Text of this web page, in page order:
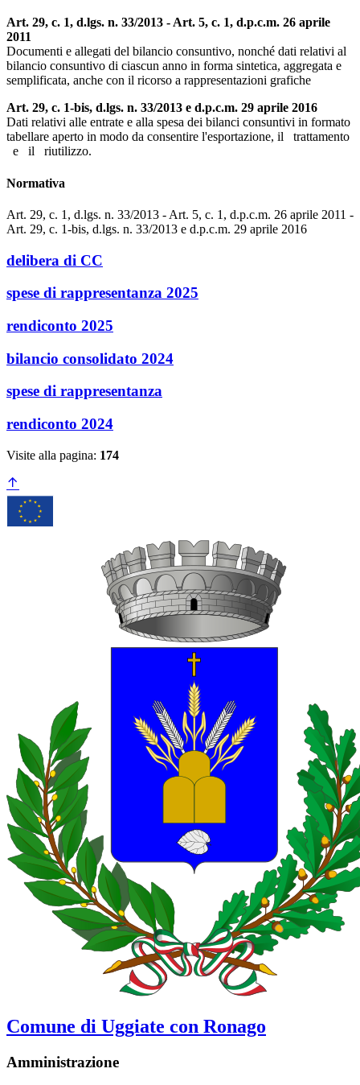
Art. 29, c. 1, d.lgs. n. 33/2013 - Art. 5, c. 1, d.p.c.m. 26 aprile
2011
Documenti e allegati del bilancio consuntivo, nonché dati relativi al
bilancio consuntivo di ciascun anno in forma sintetica, aggregata e
semplificata, anche con il ricorso a rappresentazioni grafiche
Art. 29, c. 1-bis, d.lgs. n. 33/2013 e d.p.c.m. 29 aprile 2016
Dati relativi alle entrate e alla spesa dei bilanci consuntivi in formato
tabellare aperto in modo da consentire l'esportazione, il trattamento
e il riutilizzo.
Normativa
Art. 29, c. 1, d.lgs. n. 33/2013 - Art. 5, c. 1, d.p.c.m. 26 aprile 2011 -
Art. 29, c. 1-bis, d.lgs. n. 33/2013 e d.p.c.m. 29 aprile 2016
delibera di CC
spese di rappresentanza 2025
rendiconto 2025
bilancio consolidato 2024
spese di rappresentanza
rendiconto 2024
Visite alla pagina: 174
Comune di Uggiate con Ronago
Amministrazione